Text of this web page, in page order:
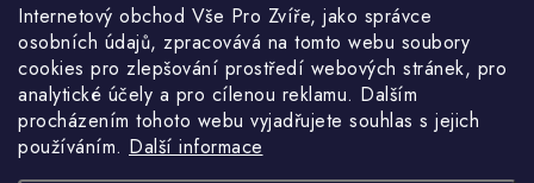
Internetový obchod Vše Pro Zvíře, jako správce
osobních údajů, zpracovává na tomto webu soubory
cookies pro zlepšování prostředí webových stránek, pro
analytické účely a pro cílenou reklamu. Dalším
procházením tohoto webu vyjadřujete souhlas s jejich
používáním. Další informace
Informace pro Vás
Ceník dopravy